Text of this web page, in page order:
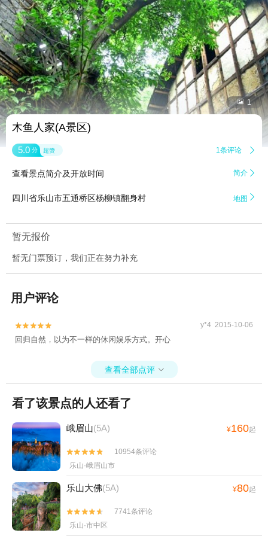
 1
木鱼人家(A景区)
5.0 分 超赞 1条评论 
查看景点简介及开放时间 简介 
四川省乐山市五通桥区杨柳镇翻身村 地图 
暂无报价
暂无门票预订，我们正在努力补充
用户评论

 y*4 2015-10-06
回归自然，以为不一样的休闲娱乐方式。开心
查看全部点评 
看了该景点的人还看了
峨眉山(5A) ¥160起


10954条评论
乐山·峨眉山市
乐山大佛(5A) ¥80起


7741条评论
乐山·市中区
